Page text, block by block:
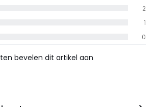
100% gecertificeerde beoordelingen,
2
6
0
1
2
bevelen dit artikel aan